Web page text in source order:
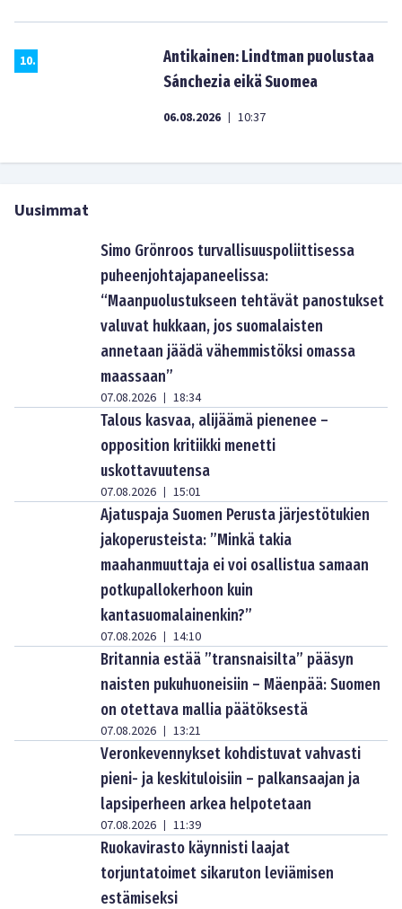
10.
Antikainen: Lindtman puolustaa
Sánchezia eikä Suomea
06.08.2026 | 10:37
Uusimmat
Simo Grönroos turvallisuuspoliittisessa
puheenjohtajapaneelissa:
“Maanpuolustukseen tehtävät panostukset
valuvat hukkaan, jos suomalaisten
annetaan jäädä vähemmistöksi omassa
maassaan”
07.08.2026 | 18:34
Talous kasvaa, alijäämä pienenee –
opposition kritiikki menetti
uskottavuutensa
07.08.2026 | 15:01
Ajatuspaja Suomen Perusta järjestötukien
jakoperusteista: ”Minkä takia
maahanmuuttaja ei voi osallistua samaan
potkupallokerhoon kuin
kantasuomalainenkin?”
07.08.2026 | 14:10
Britannia estää ”transnaisilta” pääsyn
naisten pukuhuoneisiin – Mäenpää: Suomen
on otettava mallia päätöksestä
07.08.2026 | 13:21
Veronkevennykset kohdistuvat vahvasti
pieni- ja keskituloisiin – palkansaajan ja
lapsiperheen arkea helpotetaan
07.08.2026 | 11:39
Ruokavirasto käynnisti laajat
torjuntatoimet sikaruton leviämisen
estämiseksi